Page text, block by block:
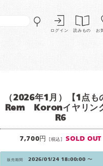
ログイン 読みもの お
（2026年1月）【1点も
Rem Koronイヤリ
R6
7,700円 [税込] SOLD OUT
販売期間 2026/01/24 18:00:00 〜